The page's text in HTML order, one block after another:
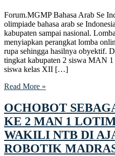
Forum.MGMP Bahasa Arab Se
olimpiade bahasa arab se
kabupaten sampai nasional.
menyiapkan perangkat lomba
rupa sehingga hasilnya obyektif.
tingkat kabupaten 2 siswa MAN
siswa kelas XII […]
Read More »
OCHOBOT
KE 2 MAN 1
WAKILI NTB DI
ROBOTIK